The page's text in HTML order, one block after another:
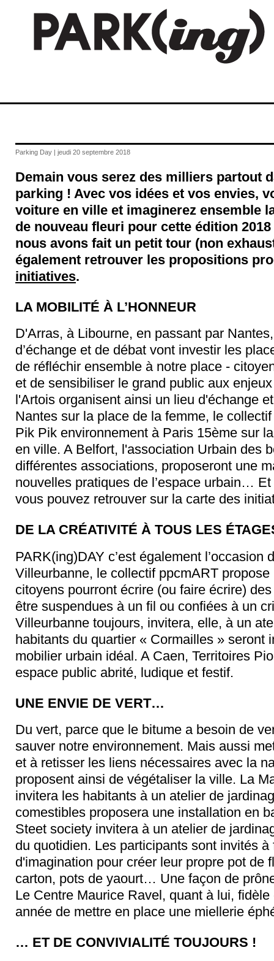
Parking Day | jeudi 20 septembre 2018
Demain vous serez des milliers partout
parking ! Avec vos idées et vos envies,
voiture en ville et imaginerez ensemble
de nouveau fleuri pour cette édition
nous avons fait un petit tour (non
également retrouver les propositions
initiatives.
LA MOBILITÉ À L’HONNEUR
D'Arras, à Libourne, en passant par
d’échange et de débat vont investir les
de réfléchir ensemble à notre place -
et de sensibiliser le grand public aux
l'Artois organisent ainsi un lieu d'échange
Nantes sur la place de la femme, le
Pik Pik environnement à Paris 15ème sur
en ville. A Belfort, l'association Urbain des
différentes associations, proposeront une
nouvelles pratiques de l’espace urbain…
vous pouvez retrouver sur la carte des
DE LA CRÉATIVITÉ À TOUS LES
PARK(ing)DAY c’est également l’occasion
Villeurbanne, le collectif ppcmART
citoyens pourront écrire (ou faire écrire)
être suspendues à un fil ou confiées à un
Villeurbanne toujours, invitera, elle, à un
habitants du quartier « Cormailles » seront
mobilier urbain idéal. A Caen, Territoires
espace public abrité, ludique et festif.
UNE ENVIE DE VERT…
Du vert, parce que le bitume a besoin de
sauver notre environnement. Mais aussi
et à retisser les liens nécessaires avec la
proposent ainsi de végétaliser la ville. La
invitera les habitants à un atelier de
comestibles proposera une installation en
Steet society invitera à un atelier de
du quotidien. Les participants sont invités
d'imagination pour créer leur propre pot de
carton, pots de yaourt… Une façon de
Le Centre Maurice Ravel, quant à lui,
année de mettre en place une miellerie
… ET DE CONVIVIALITÉ TOUJOURS !